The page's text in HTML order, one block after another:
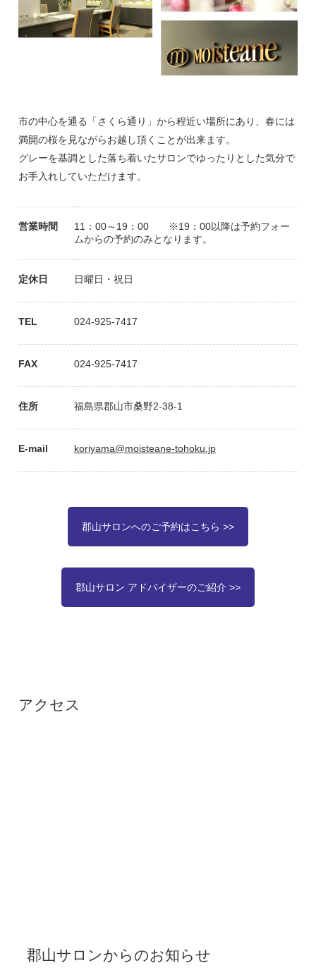
市の中心を通る「さくら通り」から程近い場所にあり、春には
満開の桜を見ながらお越し頂くことが出来ます。
グレーを基調とした落ち着いたサロンでゆったりとした気分で
お手入れしていただけます。
営業時間
11：00～19：00 ※19：00以降は予約フォー
ムからの予約のみとなります。
定休日 日曜日・祝日
TEL 024-925-7417
FAX 024-925-7417
住所 福島県郡山市桑野2-38-1
E-mail koriyama@moisteane-tohoku.jp
郡山サロンへのご予約はこちら >>
郡山サロン アドバイザーのご紹介 >>
アクセス
郡山サロンからのお知らせ